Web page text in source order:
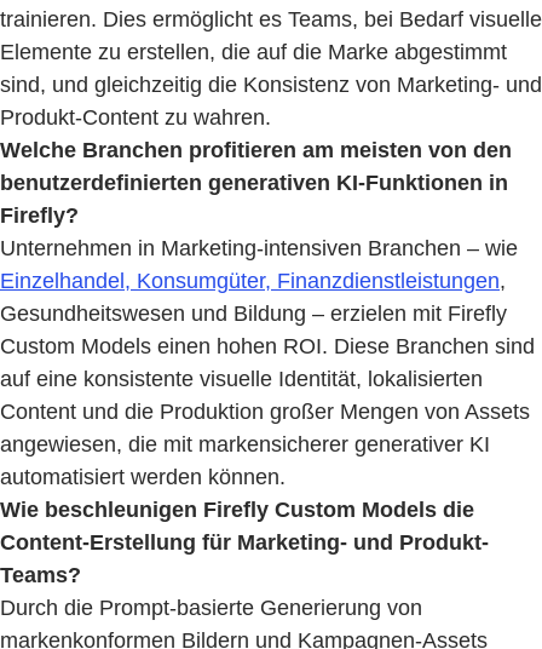
trainieren. Dies ermöglicht es Teams, bei Bedarf visuelle
Elemente zu erstellen, die auf die Marke abgestimmt
sind, und gleichzeitig die Konsistenz von Marketing- und
Produkt-Content zu wahren.
Welche Branchen profitieren am meisten von den
benutzerdefinierten generativen KI-Funktionen in
Firefly?
Unternehmen in Marketing-intensiven Branchen – wie
Einzelhandel, Konsumgüter, Finanzdienstleistungen,
Gesundheitswesen und Bildung – erzielen mit Firefly
Custom Models einen hohen ROI. Diese Branchen sind
auf eine konsistente visuelle Identität, lokalisierten
Content und die Produktion großer Mengen von Assets
angewiesen, die mit markensicherer generativer KI
automatisiert werden können.
Wie beschleunigen Firefly Custom Models die
Content-Erstellung für Marketing- und Produkt-
Teams?
Durch die Prompt-basierte Generierung von
markenkonformen Bildern und Kampagnen-Assets